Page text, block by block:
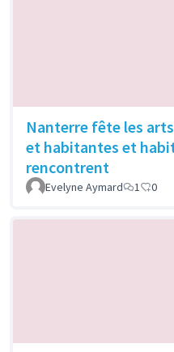
Nanterre fête les
et habitantes et
rencontrent
Evelyne Aymard 1 0